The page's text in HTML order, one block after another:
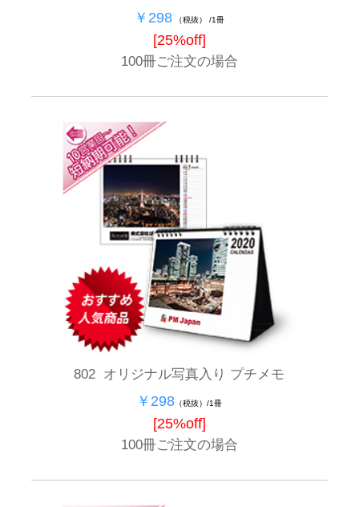
￥298 （税抜） /1冊
[25%off]
100冊ご注文の場合
802 オリジナル写真入り プチメモ
￥298 （税抜）/1冊
[25%off]
100冊ご注文の場合